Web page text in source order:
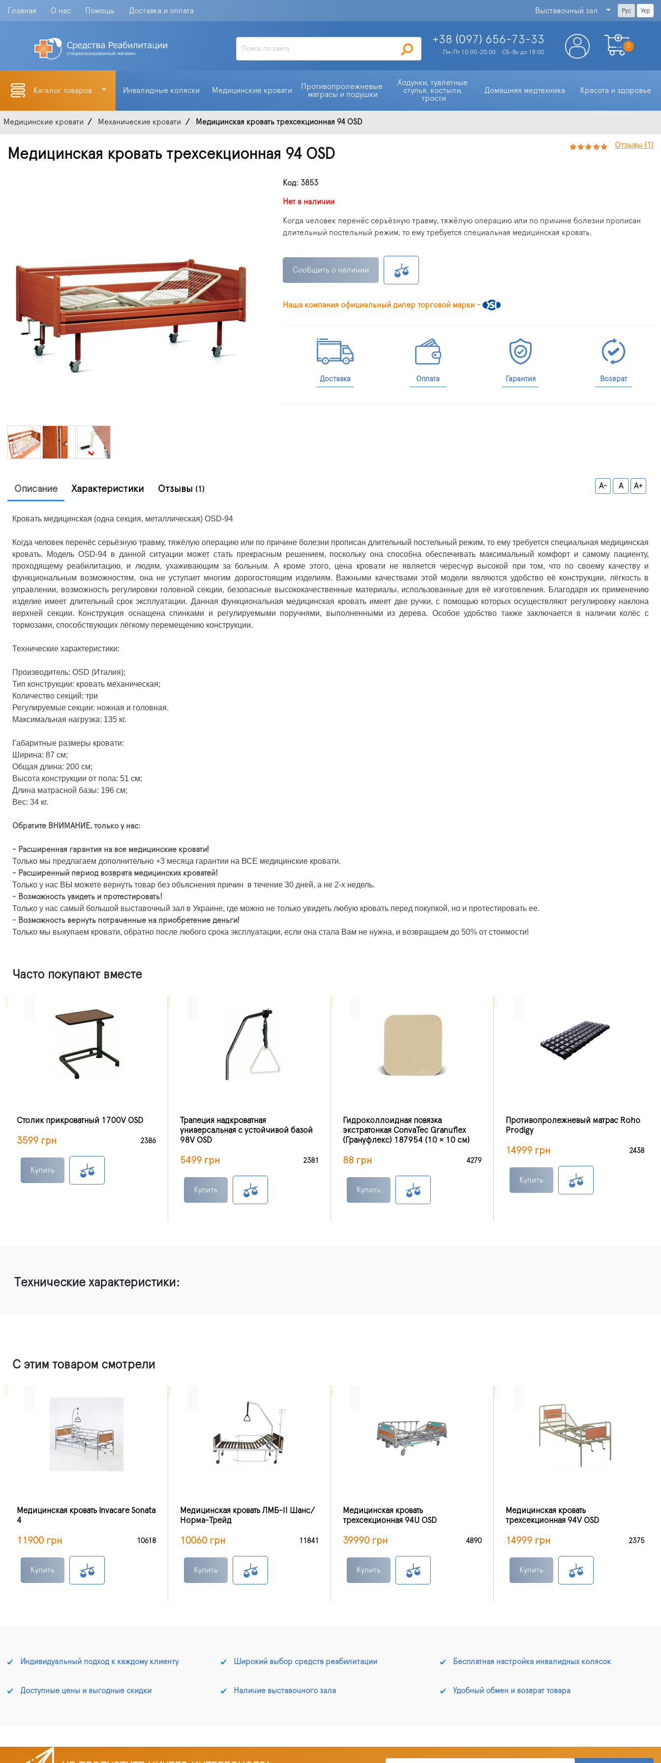
Главная О нас Помощь Доставка и оплата Выставочный зал Рус Укр
+38 (097) 656-73-33
Пн-Пт 10:00-20:00 Сб-Вс до 18:00
0
Каталог товаров Инвалидные коляски Медицинские кровати
Противопролежневые
матрасы и подушки
Ходунки, туалетные
стулья, костыли,
трости
Домашняя медтехника Красота и здоровье
Медицинские кровати Механические кровати Медицинская кровать трехсекционная 94 OSD
Медицинская кровать трехсекционная 94 OSD
Отзывы (1)
Код: 3853
Нет в наличии
Когда человек перенёс серьёзную травму, тяжёлую операцию или по причине болезни прописан
длительный постельный режим, то ему требуется специальная медицинская кровать.
Сообщить о наличии
Наша компания официальный дилер торговой марки -
Доставка Оплата Гарантия Возврат
Описание Характеристики Отзывы (1) A- A A+
Кровать медицинская (одна секция, металлическая) OSD-94
Когда человек перенёс серьёзную травму, тяжёлую операцию или по причине болезни прописан длительный постельный режим, то ему требуется специальная медицинская
кровать. Модель OSD-94 в данной ситуации может стать прекрасным решением, поскольку она способна обеспечивать максимальный комфорт и самому пациенту,
проходящему реабилитацию, и людям, ухаживающим за больным. А кроме этого, цена кровати не является чересчур высокой при том, что по своему качеству и
функциональным возможностям, она не уступает многим дорогостоящим изделиям. Важными качествами этой модели являются удобство её конструкции, лёгкость в
управлении, возможность регулировки головной секции, безопасные высококачественные материалы, использованные для её изготовления. Благодаря их применению
изделие имеет длительный срок эксплуатации. Данная функциональная медицинская кровать имеет две ручки, с помощью которых осуществляют регулировку наклона
верхней секции. Конструкция оснащена спинками и регулируемыми поручнями, выполненными из дерева. Особое удобство также заключается в наличии колёс с
тормозами, способствующих лёгкому перемещению конструкции.
Технические характеристики:
Производитель: OSD (Италия);
Тип конструкции: кровать механическая;
Количество секций: три
Регулируемые секции: ножная и головная.
Максимальная нагрузка: 135 кг.
Габаритные размеры кровати:
Ширина: 87 см;
Общая длина: 200 см;
Высота конструкции от пола: 51 см;
Длина матрасной базы: 196 см;
Вес: 34 кг.
Обратите ВНИМАНИЕ, только у нас:
- Расширенная гарантия на все медицинские кровати!
Только мы предлагаем дополнительно +3 месяца гарантии на ВСЕ медицинские кровати.
- Расширенный период возврата медицинских кроватей!
Только у нас ВЫ можете вернуть товар без объяснения причин в течение 30 дней, а не 2-х недель.
- Возможность увидеть и протестировать!
Только у нас самый большой выставочный зал в Украине, где можно не только увидеть любую кровать перед покупкой, но и протестировать ее.
- Возможность вернуть потраченные на приобретение деньги!
Только мы выкупаем кровати, обратно после любого срока эксплуатации, если она стала Вам не нужна, и возвращаем до 50% от стоимости!
Часто покупают вместе
Столик прикроватный 1700V OSD
3599 грн 2386
Купить
Трапеция надкроватная
универсальная с устойчивой базой
98V OSD
5499 грн 2381
Купить
Гидроколлоидная повязка
экстратонкая ConvaTec Granuflex
(Грануфлекс) 187954 (10 × 10 см)
88 грн 4279
Купить
Противопролежневый матрас Roho
Prodigy
14999 грн 2438
Купить
Технические характеристики:
С этим товаром смотрели
Медицинская кровать Invacare Sonata
4
11900 грн 10618
Купить
Медицинская кровать ЛМБ-IІ Шанс/
Норма-Трейд
10060 грн 11841
Купить
Медицинская кровать
трехсекционная 94U OSD
39990 грн 4890
Купить
Медицинская кровать
трехсекционная 94V OSD
14999 грн 2375
Купить
Индивидуальный подход к каждому клиенту Широкий выбор средств реабилитации
Доступные цены и выгодные скидки Наличие выставочного зала
Бесплатная настройка инвалидных колясок
Удобный обмен и возврат товара